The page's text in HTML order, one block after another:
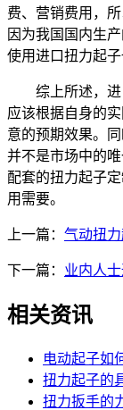
费、营销费用，
因为我国国内生
使用进口扭力起
综上所述，进
应该根据自身的
意的预期效果。
并不是市场中的
配套的扭力起子
用需要。
上一篇： 气动扭
下一篇： 业内人
相关资讯
电动起子如
扭力起子的
扭力扳手的